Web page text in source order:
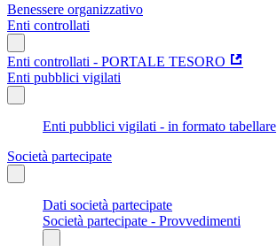
Benessere organizzativo
Enti controllati
Enti controllati - PORTALE TESORO
Enti pubblici vigilati
Enti pubblici vigilati - in formato tabellare
Società partecipate
Dati società partecipate
Società partecipate - Provvedimenti